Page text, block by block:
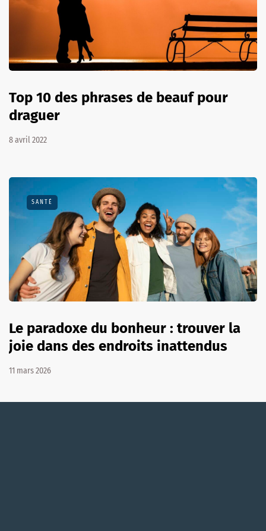
Top 10 des phrases de beauf pour
draguer
8 avril 2022
SANTÉ
Le paradoxe du bonheur : trouver la
joie dans des endroits inattendus
11 mars 2026